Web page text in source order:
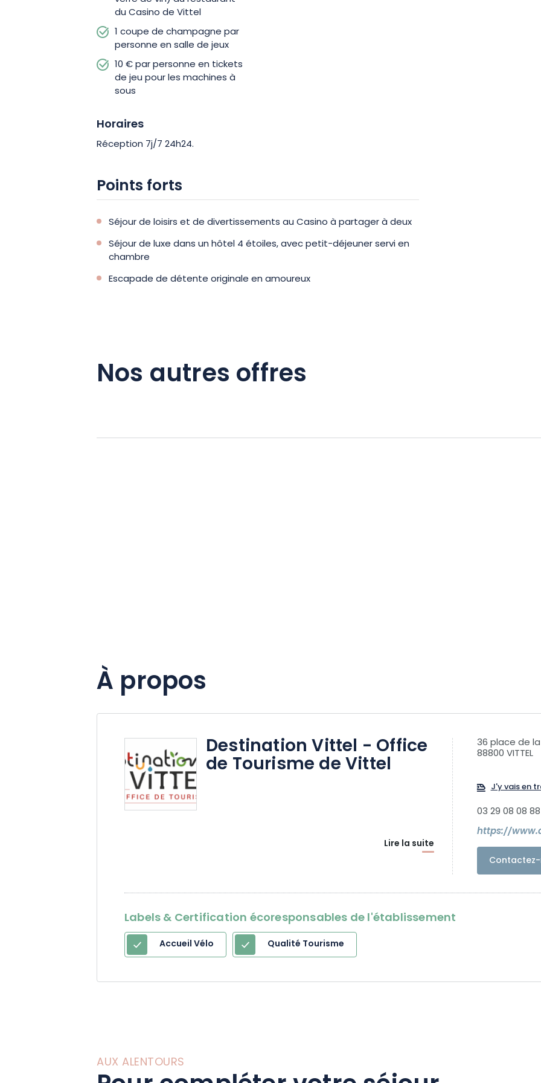
du Casino de Vittel
1 coupe de champagne par
personne en salle de jeux
10 € par personne en tickets
de jeu pour les machines à
sous
Horaires
Réception 7j/7 24h24.
Points forts
Séjour de loisirs et de divertissements au Casino à partager à deux
Séjour de luxe dans un hôtel 4 étoiles, avec petit-déjeuner servi en
chambre
Escapade de détente originale en amoureux
Nos autres offres
À propos
Destination Vittel - Office
de Tourisme de Vittel
Lire la suite
36 place de
88800 VITTEL
J'y vais en
03 29 08 08 88
https://
Labels & Certification écoresponsables de l'établissement
Accueil Vélo Qualité Tourisme
AUX ALENTOURS